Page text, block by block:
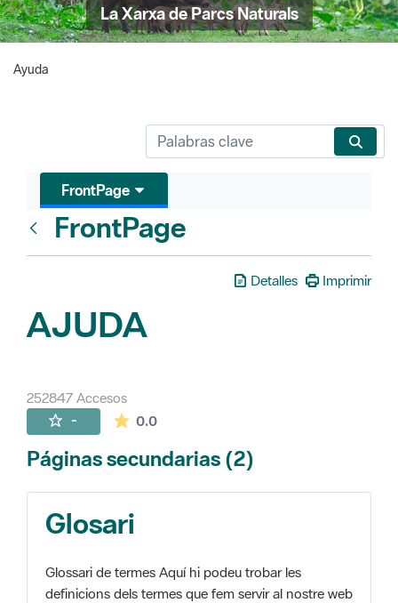
La Xarxa de Parcs Naturals
Ayuda
FrontPage
FrontPage
Detalles Imprimir
AJUDA
252847 Accesos
- 0.0La valoración media es de 0 estrellas de
Páginas secundarias (2)
Glosari
Glossari de termes Aquí hi podeu trobar les
definicions dels termes que fem servir al nostre web